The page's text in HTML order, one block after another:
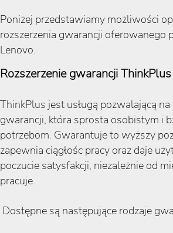
Poniżej przedstawiamy możliwości
rozszerzenia gwarancji oferowanego
Lenovo.
Rozszerzenie gwarancji ThinkPlus
ThinkPlus jest usługą pozwalającą
gwarancji, która sprosta osobistym i
potrzebom. Gwarantuje to wyższy
zapewnia ciągłośc pracy oraz daje
poczucie satysfakcji, niezależnie od
pracuje.
Dostępne są następujące rodzaje